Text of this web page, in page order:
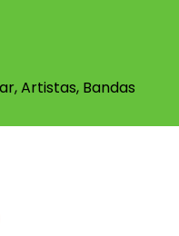
Artistas, Bandas